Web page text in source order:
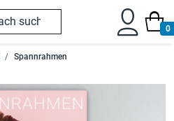
0
Spannrahmen